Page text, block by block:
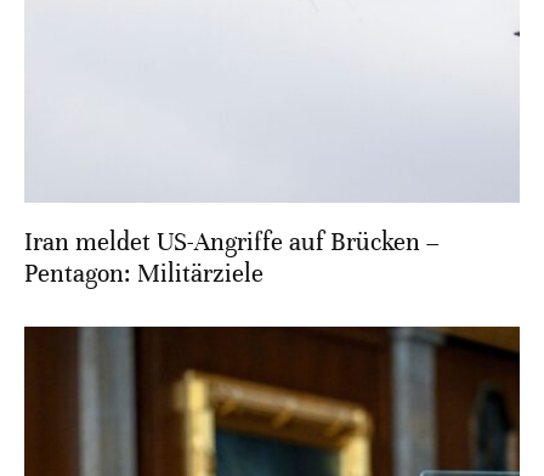
Iran meldet US-Angriffe auf Brücken –
Pentagon: Militärziele